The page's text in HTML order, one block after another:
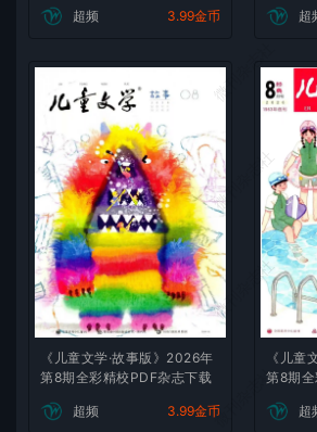
超频 3.99金币 超
《儿童文学·故事版》2026年
第8期全彩精校PDF杂志下载
超频 3.99金币
《儿童
第8期
超
微刊杂志社
微刊杂志社
微刊杂志社
微刊杂志社